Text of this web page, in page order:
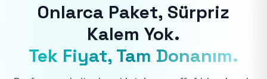
Onlarca Paket, Sürpriz
Kalem Yok.
Tek Fiyat, Tam Donanım.